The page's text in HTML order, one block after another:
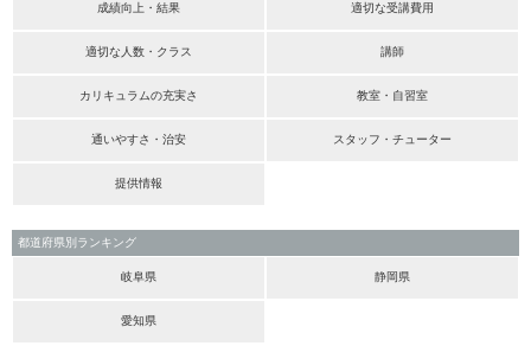
成績向上・結果 適切な受講費用
適切な人数・クラス 講師
カリキュラムの充実さ 教室・自習室
通いやすさ・治安 スタッフ・チューター
提供情報
都道府県別ランキング
岐阜県 静岡県
愛知県